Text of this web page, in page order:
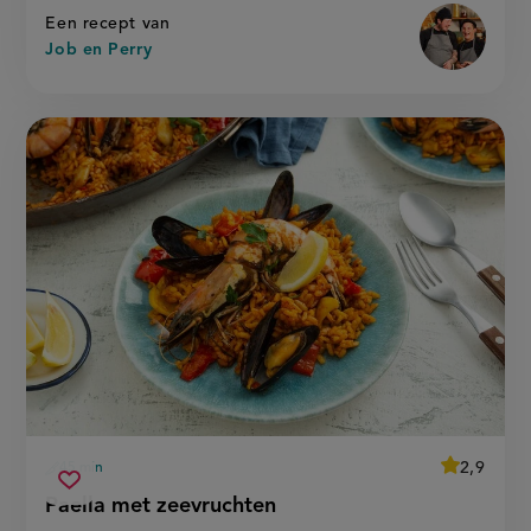
Een recept van
Job en Perry
Paella met zeevruchten
voorbereidingstijd
45 min
average
2,9
Beoordeel
Sla
paella
met